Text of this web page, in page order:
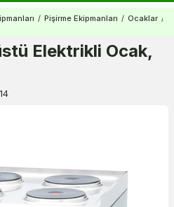
/ Pişirme Ekipmanları / Ocaklar /
Elektrikli Ocak,